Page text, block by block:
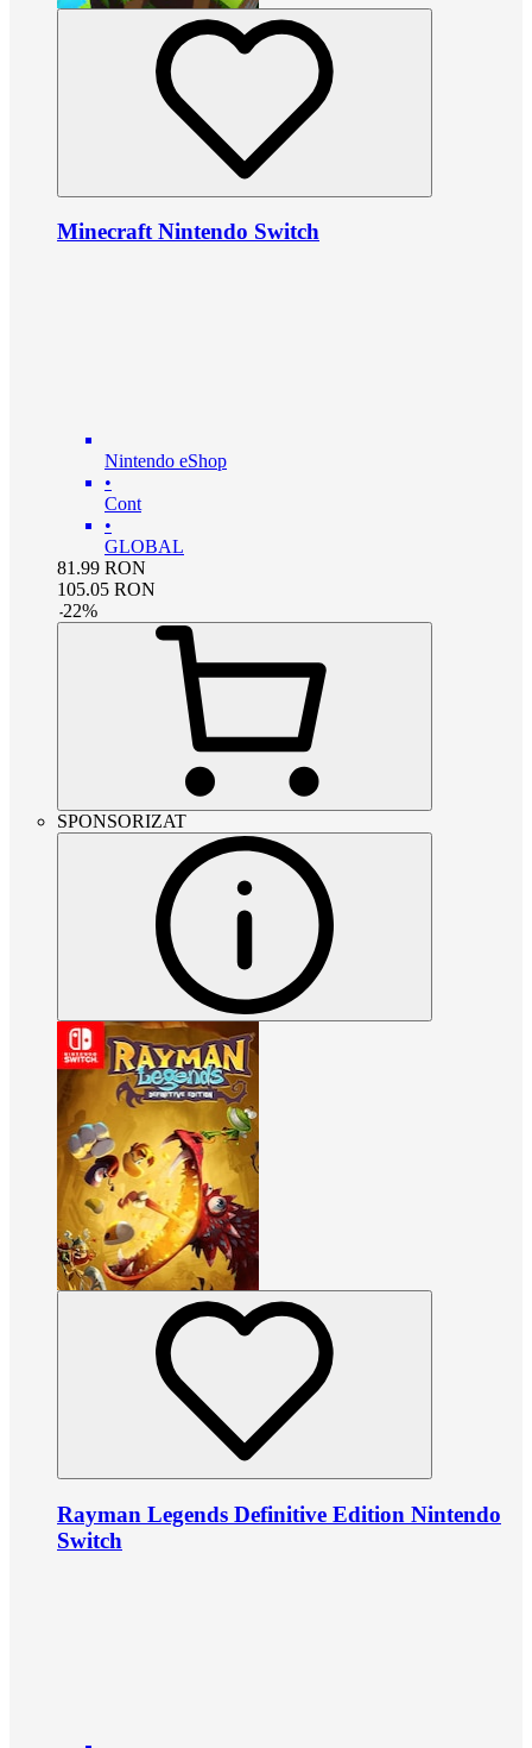
Minecraft Nintendo Switch
Nintendo eShop
•
Cont
•
GLOBAL
81.99 RON
105.05 RON
-22%
SPONSORIZAT
Rayman Legends Definitive Edition Nintendo
Switch